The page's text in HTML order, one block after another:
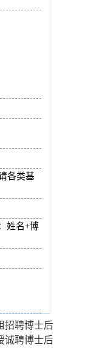
各类基
姓名+博
招聘博士后
诚聘博士后